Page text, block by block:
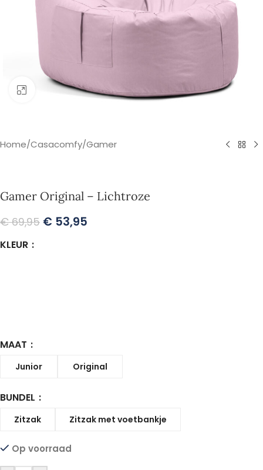
Klik om te vergroten
Home/Casacomfy/Gamer
Gamer Original – Lichtroze
€69,95 € 53,95
KLEUR
MAAT
Junior Original
BUNDEL
Zitzak Zitzak met voetbankje
Op voorraad